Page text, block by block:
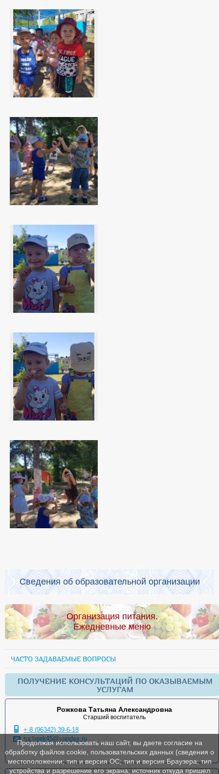
Сведения об образовательной организации
Организация питания.
Ежедневные меню
ЧАСТО ЗАДАВАЕМЫЕ ВОПРОСЫ
ПОЛУЧЕНИЕ КОНСУЛЬТАЦИЙ ПО ОКАЗЫВАЕМЫМ
УСЛУГАМ
Рожкова Татьяна Александровна
Старший воспитатель
+ 8 (96342) 39-6-18
rucheek45@yandex.ru
Продолжая использовать наш сайт, вы даете согласие на
обработку файлов cookie, пользовательских данных (сведения о
местоположении; тип и версия ОС; тип и версия Браузера; тип
устройства и разрешение его экрана; источник откуда пришел